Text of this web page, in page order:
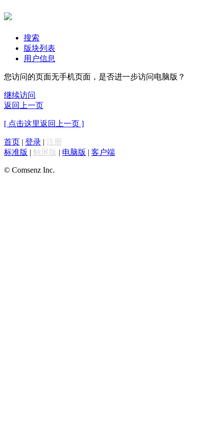
搜索
版块列表
用户信息
您访问的页面无手机页面，是否进一步访问电脑版？
继续访问
返回上一页
[ 点击这里返回上一页 ]
首页 | 登录 | 注册
标准版 | 触屏版 | 电脑版 | 客户端
© Comsenz Inc.